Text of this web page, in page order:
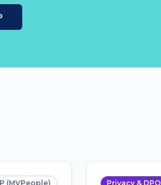
(MVPeople) Privacy & DPO